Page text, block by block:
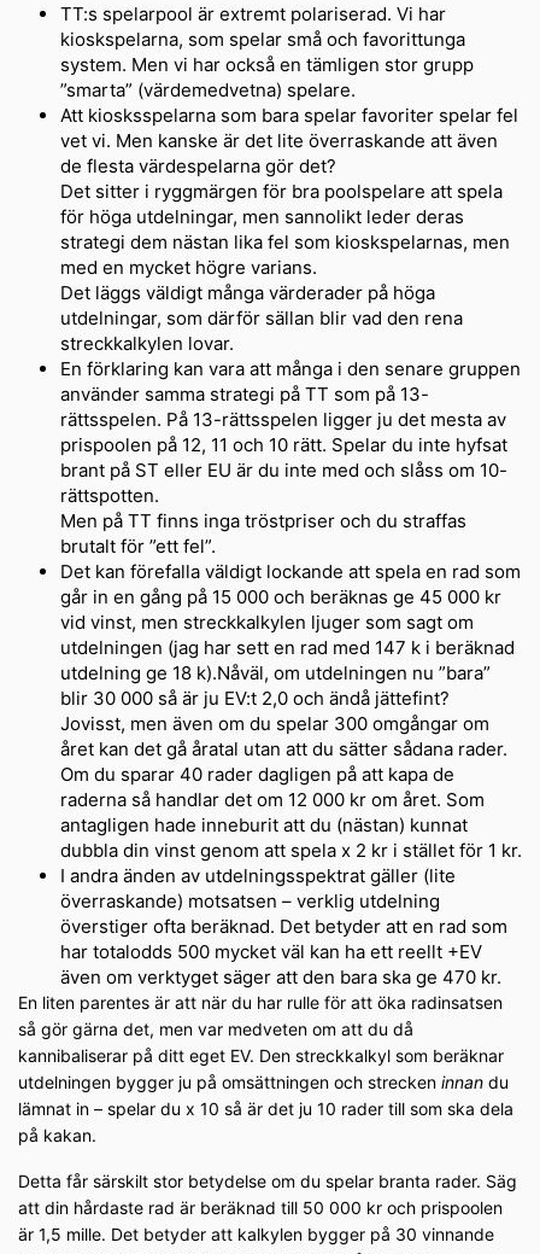
TT:s spelarpool är extremt polariserad. Vi har
kioskspelarna, som spelar små och favorittunga
system. Men vi har också en tämligen stor grupp
”smarta” (värdemedvetna) spelare.
Att kiosksspelarna som bara spelar favoriter spelar fel
vet vi. Men kanske är det lite överraskande att även
de flesta värdespelarna gör det?
Det sitter i ryggmärgen för bra poolspelare att spela
för höga utdelningar, men sannolikt leder deras
strategi dem nästan lika fel som kioskspelarnas, men
med en mycket högre varians.
Det läggs väldigt många värderader på höga
utdelningar, som därför sällan blir vad den rena
streckkalkylen lovar.
En förklaring kan vara att många i den senare gruppen
använder samma strategi på TT som på 13-
rättsspelen. På 13-rättsspelen ligger ju det mesta av
prispoolen på 12, 11 och 10 rätt. Spelar du inte hyfsat
brant på ST eller EU är du inte med och slåss om 10-
rättspotten.
Men på TT finns inga tröstpriser och du straffas
brutalt för ”ett fel”.
Det kan förefalla väldigt lockande att spela en rad som
går in en gång på 15 000 och beräknas ge 45 000 kr
vid vinst, men streckkalkylen ljuger som sagt om
utdelningen (jag har sett en rad med 147 k i beräknad
utdelning ge 18 k).Nåväl, om utdelningen nu ”bara”
blir 30 000 så är ju EV:t 2,0 och ändå jättefint?
Jovisst, men även om du spelar 300 omgångar om
året kan det gå åratal utan att du sätter sådana rader.
Om du sparar 40 rader dagligen på att kapa de
raderna så handlar det om 12 000 kr om året. Som
antagligen hade inneburit att du (nästan) kunnat
dubbla din vinst genom att spela x 2 kr i stället för 1 kr.
I andra änden av utdelningsspektrat gäller (lite
överraskande) motsatsen – verklig utdelning
överstiger ofta beräknad. Det betyder att en rad som
har totalodds 500 mycket väl kan ha ett reellt +EV
även om verktyget säger att den bara ska ge 470 kr.
En liten parentes är att när du har rulle för att öka radinsatsen
så gör gärna det, men var medveten om att du då
kannibaliserar på ditt eget EV. Den streckkalkyl som beräknar
utdelningen bygger ju på omsättningen och strecken innan du
lämnat in – spelar du x 10 så är det ju 10 rader till som ska dela
på kakan.
Detta får särskilt stor betydelse om du spelar branta rader. Säg
att din hårdaste rad är beräknad till 50 000 kr och prispoolen
är 1,5 mille. Det betyder att kalkylen bygger på 30 vinnande